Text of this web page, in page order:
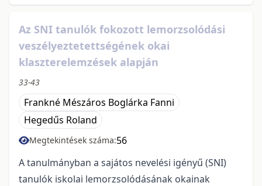
Az SNI tanulók fokozott lemorzsolódási
veszélyeztetettségének okai
klaszterelemzések alapján
33-43
Frankné Mészáros Boglárka Fanni
Hegedűs Roland
Megtekintések száma:56
A tanulmányban a sajátos nevelési igényű (SNI)
tanulók iskolai lemorzsolódásának okainak